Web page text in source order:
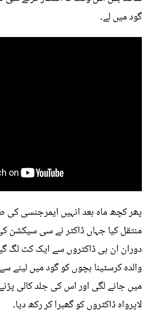
گود میں لے۔
پھر کچھ ماہ بعد انہیں ایمرجنسی
منتقل کیا جہاں ڈاکٹر نے سی سیکشن
دوران ان ہی ڈاکٹروں سے ایک کٹ
والدہ کرسٹینا بچوں کو گود میں لینے
میں جانے لگی اور اس کی جلد کالی
لاپرواہ ڈاکٹروں کو گھبرا کر رکھ دیا۔